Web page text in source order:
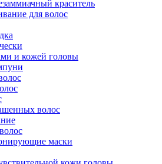
краситель
для волос
и кожей головы
волос
маски